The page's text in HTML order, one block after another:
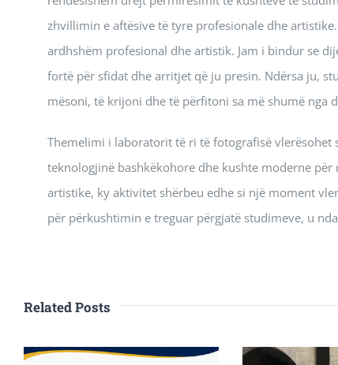
zhvillimin e aftësive të tyre profesionale dhe
ardhshëm profesional dhe artistik. Jam i bindur se
fortë për sfidat dhe arritjet që ju presin. Ndërsa ju,
mësoni, të krijoni dhe të përfitoni sa më shumë nga
Themelimi i laboratorit të ri të fotografisë vlerësohet
teknologjinë bashkëkohore dhe kushte moderne
artistike, ky aktivitet shërbeu edhe si një moment
për përkushtimin e treguar përgjatë studimeve, u
Related Posts